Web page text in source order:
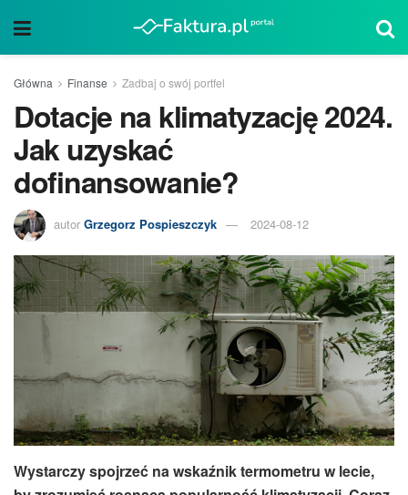
Główna Finanse Zadbaj o swój portfel
Dotacje na klimatyzację 2024.
Jak uzyskać
dofinansowanie?
autor Grzegorz Pospieszczyk 2024-08-12
Wystarczy spojrzeć na wskaźnik termometru w lecie,